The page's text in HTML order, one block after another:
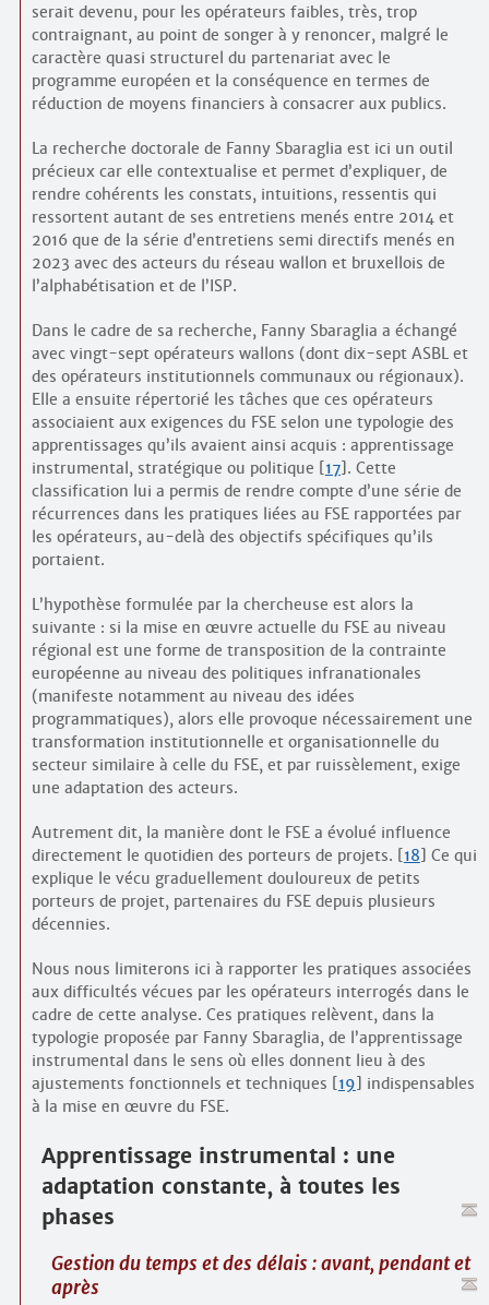
serait devenu, pour les opérateurs faibles, très, trop
contraignant, au point de songer à y renoncer, malgré le
caractère quasi structurel du partenariat avec le
programme européen et la conséquence en termes de
réduction de moyens financiers à consacrer aux publics.
La recherche doctorale de Fanny Sbaraglia est ici un outil
précieux car elle contextualise et permet d’expliquer, de
rendre cohérents les constats, intuitions, ressentis qui
ressortent autant de ses entretiens menés entre 2014 et
2016 que de la série d’entretiens semi directifs menés en
2023 avec des acteurs du réseau wallon et bruxellois de
l’alphabétisation et de l’ISP.
Dans le cadre de sa recherche, Fanny Sbaraglia a échangé
avec vingt-sept opérateurs wallons (dont dix-sept ASBL et
des opérateurs institutionnels communaux ou régionaux).
Elle a ensuite répertorié les tâches que ces opérateurs
associaient aux exigences du FSE selon une typologie des
apprentissages qu’ils avaient ainsi acquis : apprentissage
instrumental, stratégique ou politique [17]. Cette
classification lui a permis de rendre compte d’une série de
récurrences dans les pratiques liées au FSE rapportées par
les opérateurs, au-delà des objectifs spécifiques qu’ils
portaient.
L’hypothèse formulée par la chercheuse est alors la
suivante : si la mise en œuvre actuelle du FSE au niveau
régional est une forme de transposition de la contrainte
européenne au niveau des politiques infranationales
(manifeste notamment au niveau des idées
programmatiques), alors elle provoque nécessairement une
transformation institutionnelle et organisationnelle du
secteur similaire à celle du FSE, et par ruissèlement, exige
une adaptation des acteurs.
Autrement dit, la manière dont le FSE a évolué influence
directement le quotidien des porteurs de projets. [18] Ce qui
explique le vécu graduellement douloureux de petits
porteurs de projet, partenaires du FSE depuis plusieurs
décennies.
Nous nous limiterons ici à rapporter les pratiques associées
aux difficultés vécues par les opérateurs interrogés dans le
cadre de cette analyse. Ces pratiques relèvent, dans la
typologie proposée par Fanny Sbaraglia, de l’apprentissage
instrumental dans le sens où elles donnent lieu à des
ajustements fonctionnels et techniques [19] indispensables
à la mise en œuvre du FSE.
Apprentissage instrumental : une
adaptation constante, à toutes les
phases
Gestion du temps et des délais : avant, pendant et
après